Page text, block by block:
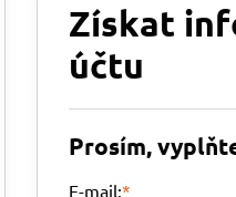
Získat
účtu
Prosím,
E-mail:*